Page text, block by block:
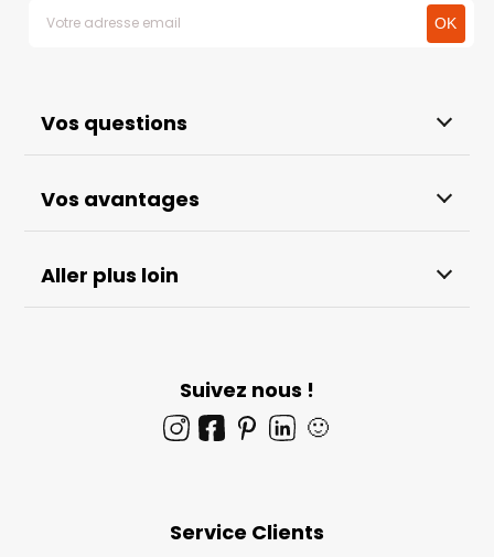
Vos questions
Vos avantages
Aller plus loin
Suivez nous !
🙂
Service Clients